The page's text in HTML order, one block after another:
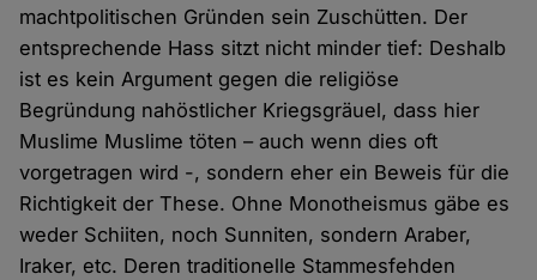
machtpolitischen Gründen sein Zuschütten. Der
entsprechende Hass sitzt nicht minder tief: Deshalb
ist es kein Argument gegen die religiöse
Begründung nahöstlicher Kriegsgräuel, dass hier
Muslime Muslime töten – auch wenn dies oft
vorgetragen wird -, sondern eher ein Beweis für die
Richtigkeit der These. Ohne Monotheismus gäbe es
weder Schiiten, noch Sunniten, sondern Araber,
Iraker, etc. Deren traditionelle Stammesfehden